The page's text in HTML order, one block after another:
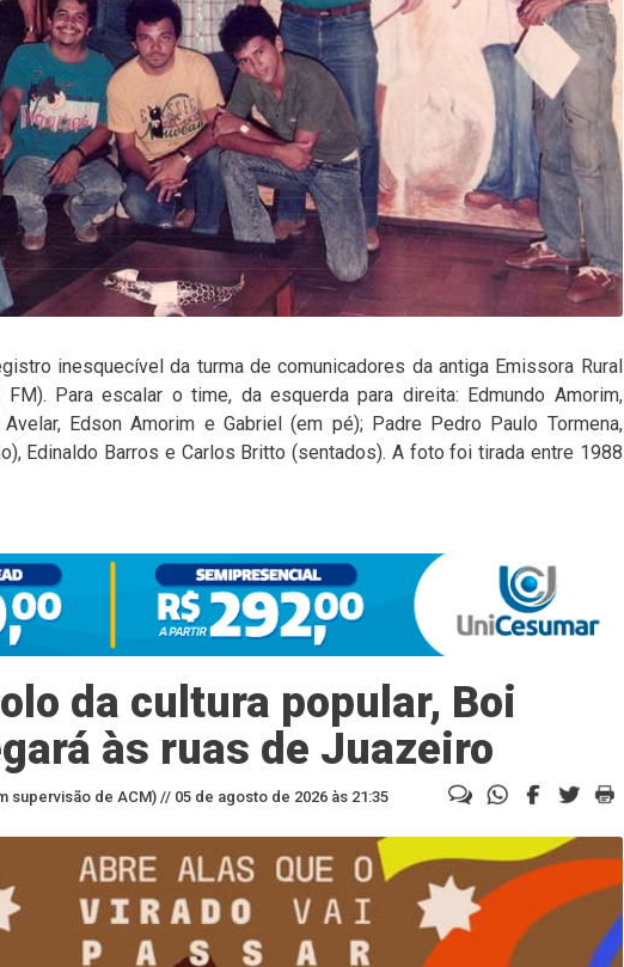
inesquecível da turma de comunicadores da antiga Emissora Rural
Para escalar o time, da esquerda para direita: Edmundo Amorim,
Avelar, Edson Amorim e Gabriel (em pé); Padre Pedro Paulo Tormena,
Edinaldo Barros e Carlos Britto (sentados). A foto foi tirada entre 1988
da cultura popular, Boi
às ruas de Juazeiro
supervisão de ACM) // 05 de agosto de 2026 às 21:35